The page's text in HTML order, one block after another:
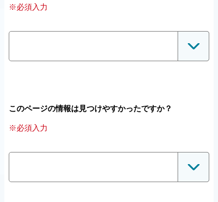
※必須入力
このページの情報は見つけやすかったですか？
※必須入力